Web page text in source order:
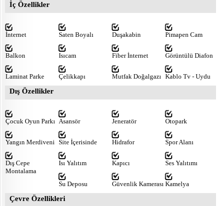
İç Özellikler
İnternet Saten Boyalı Duşakabin Pimapen Cam
Balkon Isıcam Fiber İnternet Görüntülü Diafon
Laminat Parke Çelikkapı Mutfak Doğalgazı Kablo Tv - Uydu
Dış Özellikler
Çocuk Oyun Parkı Asansör Jeneratör Otopark
Yangın Merdiveni Site İçerisinde Hidrafor Spor Alanı
Dış Cepe
Montalama
Isı Yalıtım Kapıcı Ses Yalıtımı
Su Deposu Güvenlik Kamerası Kamelya
Çevre Özellikleri